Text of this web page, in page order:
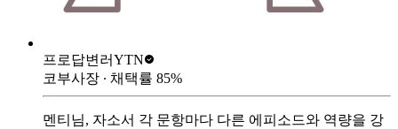
프로답변러YTN
코부사장 ∙ 채택률 85%
멘티님, 자소서 각 문항마다 다른 에피소드와 역량을 강